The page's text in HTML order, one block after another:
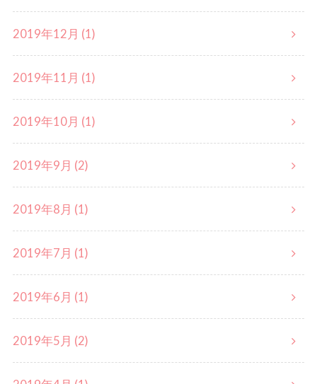
2019年12月 (1)
2019年11月 (1)
2019年10月 (1)
2019年9月 (2)
2019年8月 (1)
2019年7月 (1)
2019年6月 (1)
2019年5月 (2)